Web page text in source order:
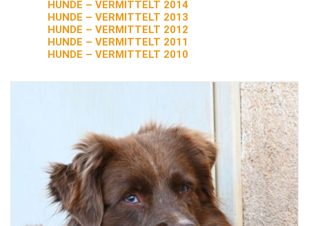
HUNDE – VERMITTELT 2014
HUNDE – VERMITTELT 2013
HUNDE – VERMITTELT 2012
HUNDE – VERMITTELT 2011
HUNDE – VERMITTELT 2010